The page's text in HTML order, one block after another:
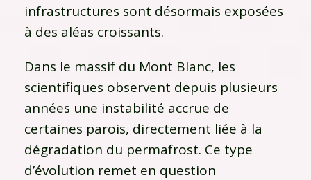
infrastructures sont désormais exposées
à des aléas croissants.
Dans le massif du Mont Blanc, les
scientifiques observent depuis plusieurs
années une instabilité accrue de
certaines parois, directement liée à la
dégradation du permafrost. Ce type
d’évolution remet en question